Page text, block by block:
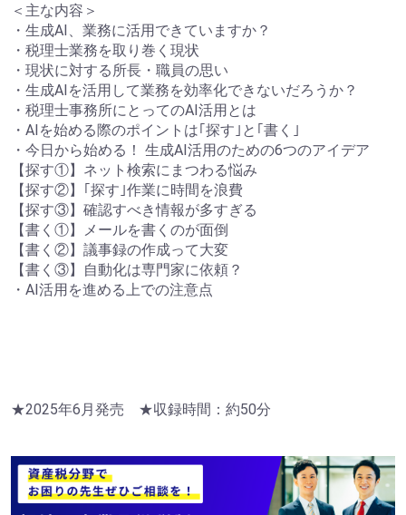
＜主な内容＞
・生成AI、業務に活用できていますか？
・税理士業務を取り巻く現状
・現状に対する所長・職員の思い
・生成AIを活用して業務を効率化できないだろうか？
・税理士事務所にとってのAI活用とは
・AIを始める際のポイントは｢探す｣と｢書く｣
・今日から始める！ 生成AI活用のための6つのアイデア
【探す①】ネット検索にまつわる悩み
【探す②】｢探す｣作業に時間を浪費
【探す③】確認すべき情報が多すぎる
【書く①】メールを書くのが面倒
【書く②】議事録の作成って大変
【書く③】自動化は専門家に依頼？
・AI活用を進める上での注意点
★2025年6月発売 ★収録時間：約50分